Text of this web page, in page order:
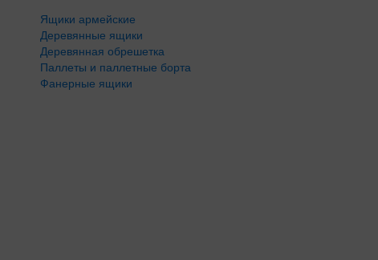
Ящики армейские
Деревянные ящики
Деревянная обрешетка
Паллеты и паллетные борта
Фанерные ящики